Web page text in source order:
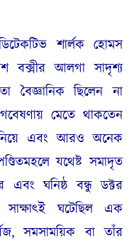
শার্লক হোমস
বক্সীর আলগা সাদৃশ্য
ছিলেন না
গবেষণায় মেতে থাকতেন
এবং আরও অনেক
যথেষ্ট সমাদৃত
এবং ঘনিষ্ঠ বন্ধু ডক্টর
ঘটেছিল এক
সমসাময়িক বা তাঁর